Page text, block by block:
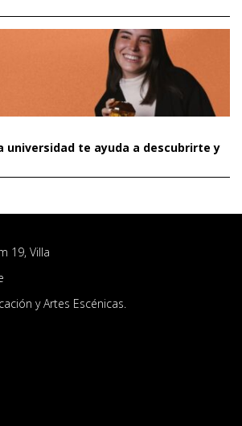
universidad te ayuda a descubrirte y
19, Villa
y Artes Escénicas.